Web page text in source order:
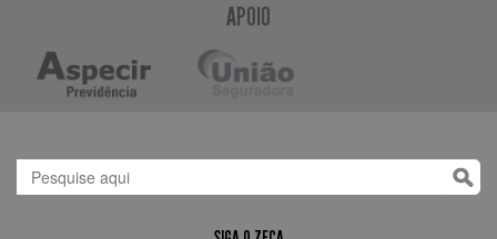
APOIO